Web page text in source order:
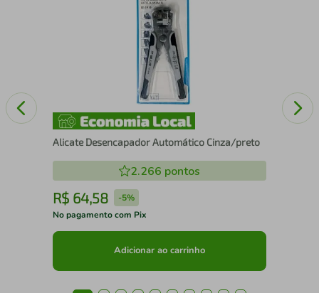
Alicate Desencapador Automático Cinza/preto
2.266 pontos
R$ 64,58 -5%
No pagamento com Pix
Adicionar ao carrinho